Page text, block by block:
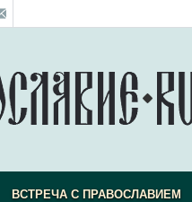
ВСТРЕЧА С ПРАВОСЛАВИЕМ